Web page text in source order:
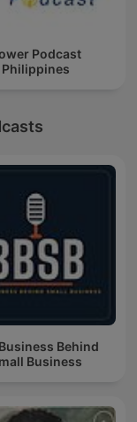
Podcast
Philippines
Behind
Business